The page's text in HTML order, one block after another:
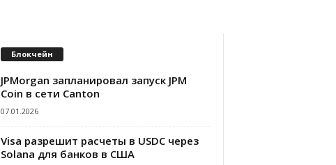
Блокчейн
JPMorgan запланировал запуск JPM
Coin в сети Canton
07.01.2026
Visa разрешит расчеты в USDC через
Solana для банков в США